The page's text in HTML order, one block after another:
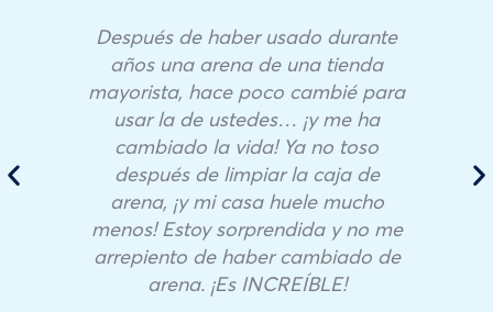
Después de haber usado durante
años una arena de una tienda
mayorista, hace poco cambié para
usar la de ustedes… ¡y me ha
cambiado la vida! Ya no toso
después de limpiar la caja de
arena, ¡y mi casa huele mucho
menos! Estoy sorprendida y no me
arrepiento de haber cambiado de
arena. ¡Es INCREÍBLE!